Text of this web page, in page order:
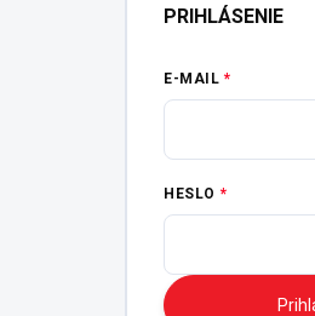
PRIHLÁSENIE
E-MAIL
HESLO